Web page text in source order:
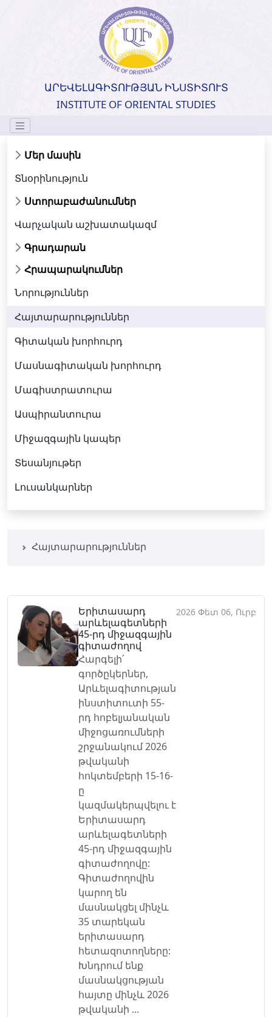
ԱՐԵՎԵԼԱԳԻՏՈՒԹՅԱՆ ԻՆՍՏԻՏՈՒՏ
INSTITUTE OF ORIENTAL STUDIES
Մեր մասին
Տնօրինություն
Ստորաբաժանումներ
Վարչական աշխատակազմ
Գրադարան
Հրապարակումներ
Նորություններ
Հայտարարություններ
Գիտական խորհուրդ
Մասնագիտական խորհուրդ
Մագիստրատուրա
Ասպիրանտուրա
Միջազգային կապեր
Տեսանյութեր
Լուսանկարներ
Հայտարարություններ
Երիտասարդ
արևելագետների
45-րդ միջազգային
գիտաժողով
Հարգելի՛
գործըկերներ,
Արևելագիտության
ինստիտուտի 55-
րդ հոբելյանական
միջոցառումների
շրջանակում 2026
թվականի
հոկտեմբերի 15-16-
ը
կազմակերպվելու է
Երիտասարդ
արևելագետների
45-րդ միջազգային
գիտաժողովը:
Գիտաժողովին
կարող են
մասնակցել մինչև
35 տարեկան
երիտասարդ
հետազոտողները:
Խնդրում ենք
մասնակցության
հայտը մինչև 2026
թվականի ...
2026 Փետ 06, Ուրբ